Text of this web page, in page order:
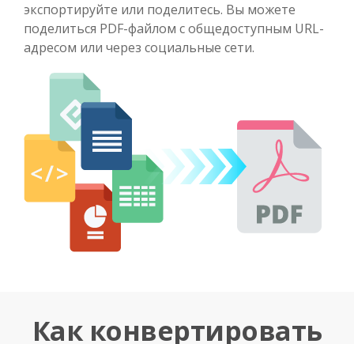
экспортируйте или поделитесь. Вы можете
поделиться PDF-файлом с общедоступным URL-
адресом или через социальные сети.
Как конвертировать